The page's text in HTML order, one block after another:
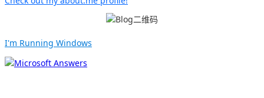
I'm Running Windows